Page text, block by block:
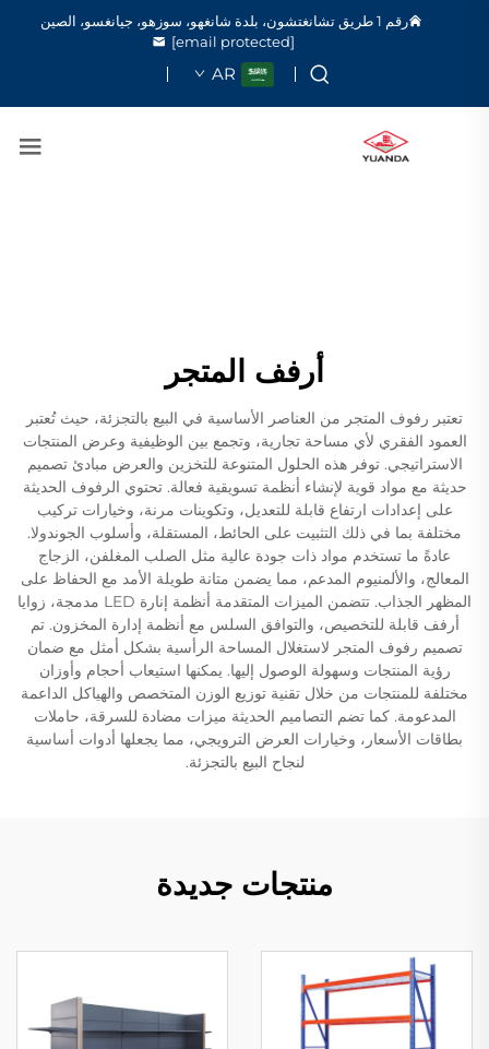
رقم 1 طريق تشانغتشون، بلدة شانغهو، سوزهو، جيانغسو، الصين
[email protected]
AR
أرفف المتجر
تعتبر رفوف المتجر من العناصر الأساسية في البيع بالتجزئة، حيث تُعتبر
العمود الفقري لأي مساحة تجارية، وتجمع بين الوظيفية وعرض المنتجات
الاستراتيجي. توفر هذه الحلول المتنوعة للتخزين والعرض مبادئ تصميم
حديثة مع مواد قوية لإنشاء أنظمة تسويقية فعالة. تحتوي الرفوف الحديثة
على إعدادات ارتفاع قابلة للتعديل، وتكوينات مرنة، وخيارات تركيب
مختلفة بما في ذلك التثبيت على الحائط، المستقلة، وأسلوب الجوندولا.
عادةً ما تستخدم مواد ذات جودة عالية مثل الصلب المغلفن، الزجاج
المعالج، والألمنيوم المدعم، مما يضمن متانة طويلة الأمد مع الحفاظ على
المظهر الجذاب. تتضمن الميزات المتقدمة أنظمة إنارة LED مدمجة، زوايا
أرفف قابلة للتخصيص، والتوافق السلس مع أنظمة إدارة المخزون. تم
تصميم رفوف المتجر لاستغلال المساحة الرأسية بشكل أمثل مع ضمان
رؤية المنتجات وسهولة الوصول إليها. يمكنها استيعاب أحجام وأوزان
مختلفة للمنتجات من خلال تقنية توزيع الوزن المتخصص والهياكل الداعمة
المدعومة. كما تضم التصاميم الحديثة ميزات مضادة للسرقة، حاملات
بطاقات الأسعار، وخيارات العرض الترويجي، مما يجعلها أدوات أساسية
لنجاح البيع بالتجزئة.
منتجات جديدة